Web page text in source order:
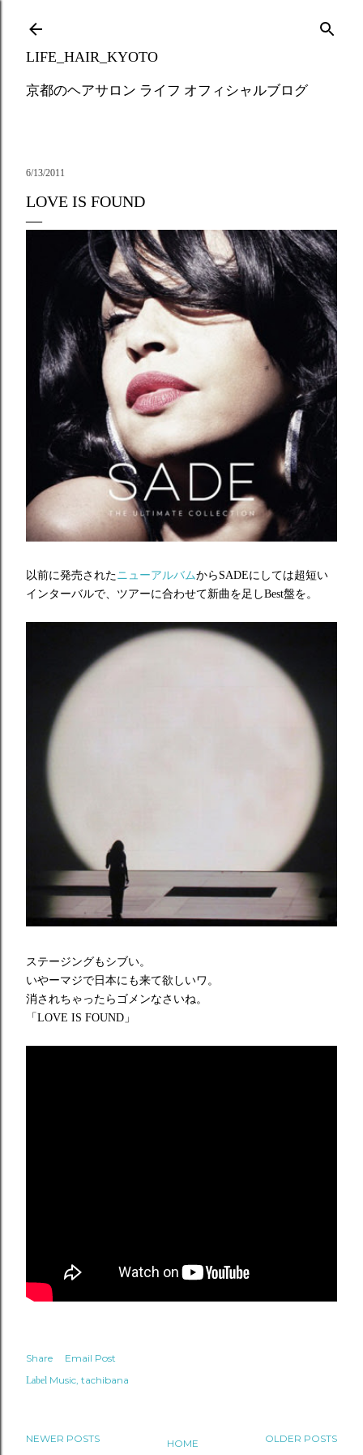
LIFE_HAIR_KYOTO
京都のヘアサロン ライフ オフィシャルブログ
6/13/2011
LOVE IS FOUND
以前に発売されたニューアルバムからSADEにしては超短い
インターバルで、ツアーに合わせて新曲を足しBest盤を。
ステージングもシブい。
いやーマジで日本にも来て欲しいワ。
消されちゃったらゴメンなさいね。
「LOVE IS FOUND」
Share Email Post
Label Music tachibana
NEWER POSTS OLDER POSTS
HOME